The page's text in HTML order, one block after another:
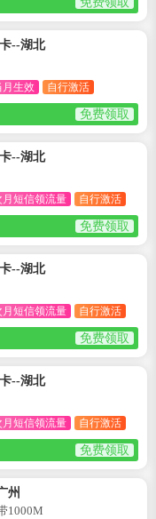
--湖北
月生效 自行激活
免费领取
--湖北
月短信领流量 自行激活
免费领取
--湖北
月短信领流量 自行激活
免费领取
--湖北
月短信领流量 自行激活
免费领取
州
1000M